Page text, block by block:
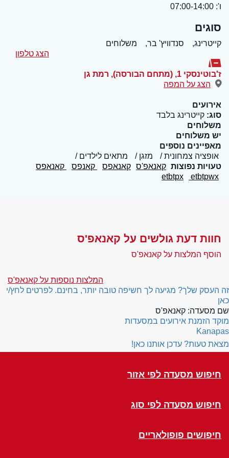
ו': 07:00-14:00
סוגים
קייטרינג, סנדוויץ' בר,
משלוחים
הצג טלפון
ז'בוטינסקי 1, (מתחם הבורסה) , רמת גן
הצג על המפה
אירועים
סוג: קייטרינג בלבד
משלוחים
יש משלוחים
מאפיינים נוספים
אופציה צמחונית
מזגן
מתאים לילדים
טעויות נפוצות קאנאפ'ס קאנאפס קאנפס
קאנאפס
etbtpx
etbtpwx
חוות דעת גולשים על קאנאפ'ס
הוסף המלצות על קאנאפ'ס
המלצות נוספות על קאנאפ'ס
זה העסק שלך? מגיעה לך חשיפה טובה יותר, בחינם. לפרטים לחץ/י
כאן
שם מסעדה: קאנאפ'ס
מוקד הזמנת אירועים במסעדות
Kanapas
מצאת טעות? עדכן אותנו כאן!
חיפוש מסעדה לפי אזור
חיפוש מסעדה לפי סוג
חיפושים פופולאריים